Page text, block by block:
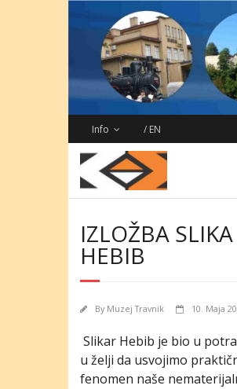
Info / EN
IZLOŽBA
HEBIB
By Muzej Travnik 10. Maja
Slikar Hebib je bio u
u želji da usvojimo
fenomen naše